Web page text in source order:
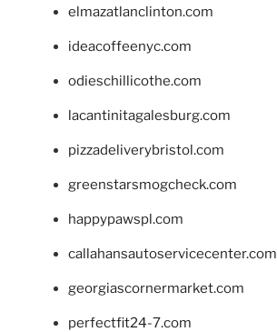
elmazatlanclinton.com
ideacoffeenyc.com
odieschillicothe.com
lacantinitagalesburg.com
pizzadeliverybristol.com
greenstarsmogcheck.com
happypawspl.com
callahansautoservicecenter.com
georgiascornermarket.com
perfectfit24-7.com